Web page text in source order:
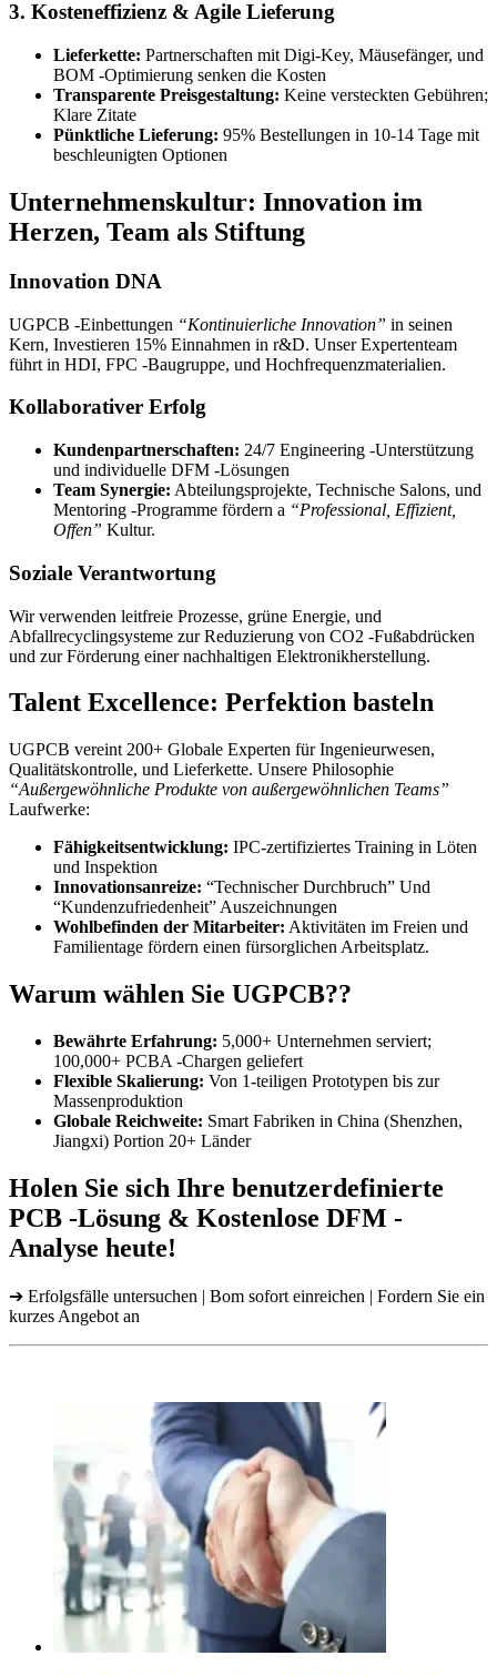
3. Kosteneffizienz & Agile Lieferung
Lieferkette: Partnerschaften mit Digi-Key, Mäusefänger, und
BOM -Optimierung senken die Kosten
Transparente Preisgestaltung: Keine versteckten Gebühren;
Klare Zitate
Pünktliche Lieferung: 95% Bestellungen in 10-14 Tage mit
beschleunigten Optionen
Unternehmenskultur: Innovation im
Herzen, Team als Stiftung
Innovation DNA
UGPCB -Einbettungen “Kontinuierliche Innovation” in seinen
Kern, Investieren 15% Einnahmen in r&D. Unser Expertenteam
führt in HDI, FPC -Baugruppe, und Hochfrequenzmaterialien.
Kollaborativer Erfolg
Kundenpartnerschaften: 24/7 Engineering -Unterstützung
und individuelle DFM -Lösungen
Team Synergie: Abteilungsprojekte, Technische Salons, und
Mentoring -Programme fördern a “Professional, Effizient,
Offen” Kultur.
Soziale Verantwortung
Wir verwenden leitfreie Prozesse, grüne Energie, und
Abfallrecyclingsysteme zur Reduzierung von CO2 -Fußabdrücken
und zur Förderung einer nachhaltigen Elektronikherstellung.
Talent Excellence: Perfektion basteln
UGPCB vereint 200+ Globale Experten für Ingenieurwesen,
Qualitätskontrolle, und Lieferkette. Unsere Philosophie
“Außergewöhnliche Produkte von außergewöhnlichen Teams”
Laufwerke:
Fähigkeitsentwicklung: IPC-zertifiziertes Training in Löten
und Inspektion
Innovationsanreize: “Technischer Durchbruch” Und
“Kundenzufriedenheit” Auszeichnungen
Wohlbefinden der Mitarbeiter: Aktivitäten im Freien und
Familientage fördern einen fürsorglichen Arbeitsplatz.
Warum wählen Sie UGPCB??
Bewährte Erfahrung: 5,000+ Unternehmen serviert;
100,000+ PCBA -Chargen geliefert
Flexible Skalierung: Von 1-teiligen Prototypen bis zur
Massenproduktion
Globale Reichweite: Smart Fabriken in China (Shenzhen,
Jiangxi) Portion 20+ Länder
Holen Sie sich Ihre benutzerdefinierte
PCB -Lösung & Kostenlose DFM -
Analyse heute!
➔ Erfolgsfälle untersuchen | Bom sofort einreichen | Fordern Sie ein
kurzes Angebot an